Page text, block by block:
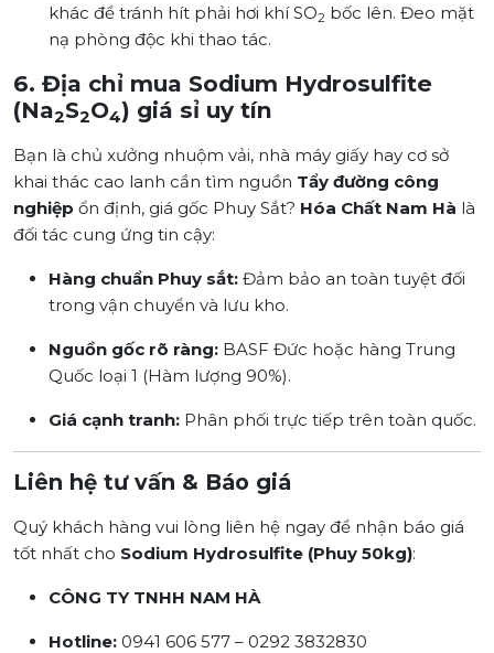
khác để tránh hít phải hơi khí SO2 bốc lên. Đeo mặt
nạ phòng độc khi thao tác.
6. Địa chỉ mua Sodium Hydrosulfite
(Na2S2O4) giá sỉ uy tín
Bạn là chủ xưởng nhuộm vải, nhà máy giấy hay cơ sở
khai thác cao lanh cần tìm nguồn Tẩy đường công
nghiệp ổn định, giá gốc Phuy Sắt? Hóa Chất Nam Hà là
đối tác cung ứng tin cậy:
Hàng chuẩn Phuy sắt: Đảm bảo an toàn tuyệt đối
trong vận chuyển và lưu kho.
Nguồn gốc rõ ràng: BASF Đức hoặc hàng Trung
Quốc loại 1 (Hàm lượng 90%).
Giá cạnh tranh: Phân phối trực tiếp trên toàn quốc.
Liên hệ tư vấn & Báo giá
Quý khách hàng vui lòng liên hệ ngay để nhận báo giá
tốt nhất cho Sodium Hydrosulfite (Phuy 50kg):
CÔNG TY TNHH NAM HÀ
Hotline: 0941 606 577 – 0292 3832830